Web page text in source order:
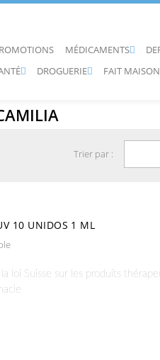

MÉDICAMENTS
 
DROGUERIE FAIT MAISON
Trier par :
10 UNIDOS 1 ML
loi Suisse sur les produits